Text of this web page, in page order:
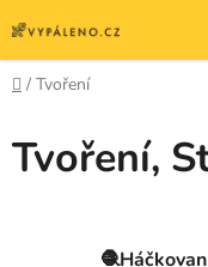
na
obsah
Domů
/ Tvoření
Tvoření,